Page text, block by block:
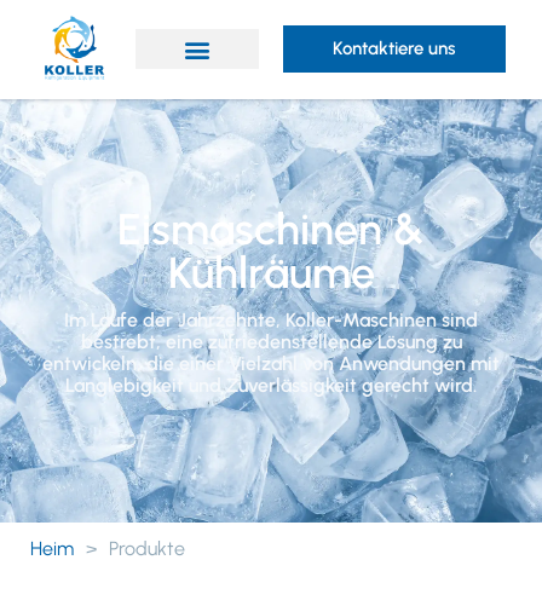
Kontaktiere uns
Eismaschinen &
Kühlräume
Im Laufe der Jahrzehnte, Koller-Maschinen sind
bestrebt, eine zufriedenstellende Lösung zu
entwickeln, die einer Vielzahl von Anwendungen mit
Langlebigkeit und Zuverlässigkeit gerecht wird.
Heim > Produkte